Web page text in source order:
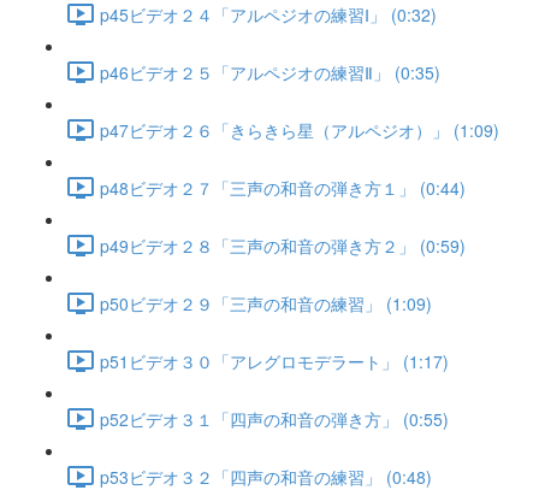
p45ビデオ２４「アルペジオの練習Ⅰ」 (0:32)
p46ビデオ２５「アルペジオの練習Ⅱ」 (0:35)
p47ビデオ２６「きらきら星（アルペジオ）」 (1:09)
p48ビデオ２７「三声の和音の弾き方１」 (0:44)
p49ビデオ２８「三声の和音の弾き方２」 (0:59)
p50ビデオ２９「三声の和音の練習」 (1:09)
p51ビデオ３０「アレグロモデラート」 (1:17)
p52ビデオ３１「四声の和音の弾き方」 (0:55)
p53ビデオ３２「四声の和音の練習」 (0:48)